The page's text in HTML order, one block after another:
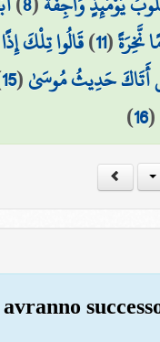
نَّخِرَةً(
11
)قَالُوا تِلْكَ
حَدِيثُ مُوسَىٰ(
15
(
16
)